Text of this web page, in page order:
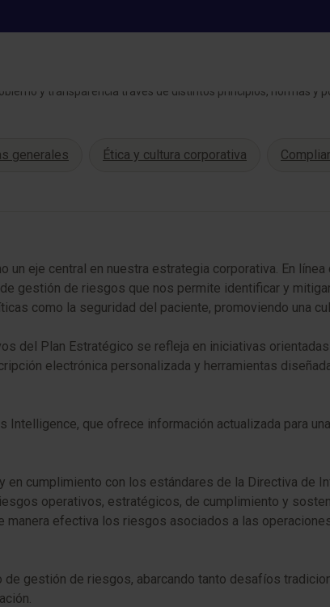
SOSTENIBILIDAD
y transparencia través de distintos principios, normas y
generales Ética y cultura corporativa
eje central en nuestra estrategia corporativa. En
gestión de riesgos que nos permite identificar y
como la seguridad del paciente, promoviendo una
del Plan Estratégico se refleja en iniciativas
electrónica personalizada y herramientas
Intelligence, que ofrece información actualizada para
cumplimiento con los estándares de la Directiva de
operativos, estratégicos, de cumplimiento y
efectiva los riesgos asociados a las
gestión de riesgos, abarcando tanto desafíos